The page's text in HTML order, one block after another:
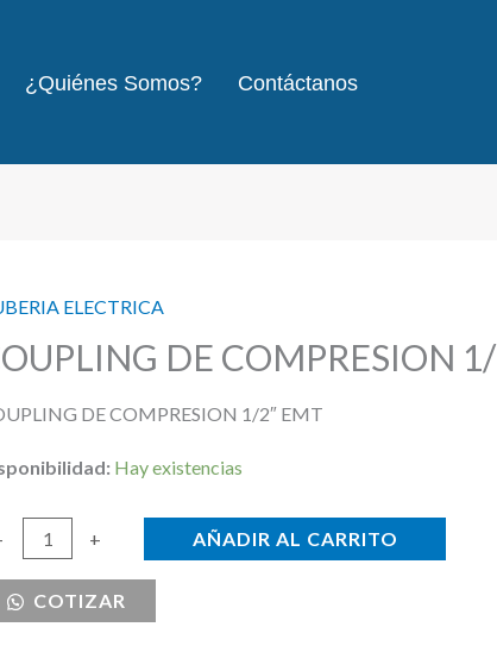
¿Quiénes Somos? Contáctanos
ELECTRICA
DE COMPRESION
DE COMPRESION 1/2″ EMT
Hay existencias
+ AÑADIR AL CARRITO
COTIZAR